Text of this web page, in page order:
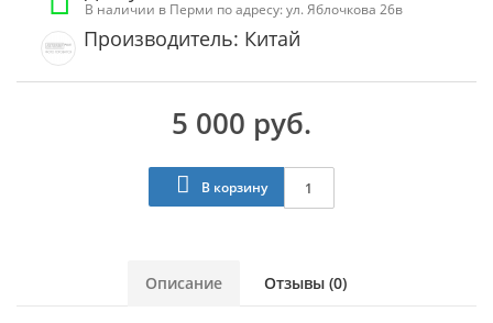
В наличии в Перми по адресу: ул. Яблочкова 26в
Производитель: Китай
5 000 руб.
В корзину
Описание Отзывы (0)